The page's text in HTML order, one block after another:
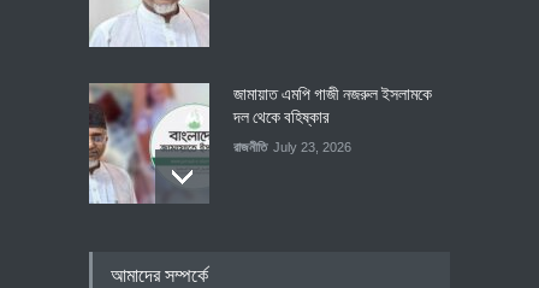
জামায়াত এমপি গাজী নজরুল ইসলামকে
দল থেকে বহিষ্কার
রাজনীতি July 23, 2026
আমাদের সম্পর্কে